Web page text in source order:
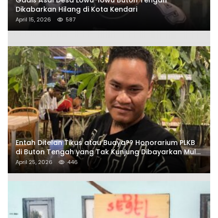
Dikabarkan Hilang di Kota Kendari
April 15, 2026 587
Entah Ditelan Tikus atau Buaya?? Honorarium PLKB
di Buton Tengah yang Tak Kunjung Dibayarkan Mulai
Disorot SAMURAIS
April 25, 2026 446